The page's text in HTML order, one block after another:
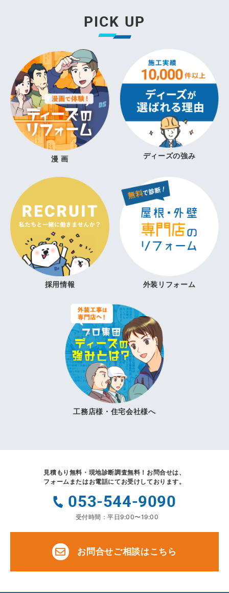
PICK UP
漫 画 ディーズの強み
採用情報 外装リフォーム
工務店様・住宅会社様へ
見積もり無料・現地診断調査無料！ お問合せは、
フォームまたはお電話にてお受けしております。
053-544-9090
受付時間：平日9:00〜19:00
お問合せご相談はこちら